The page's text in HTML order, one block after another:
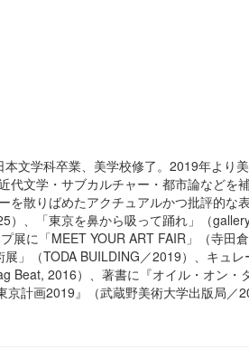
文学科卒業、美学校修了。 2019年より
文学・サブカルチャー・都市論などを
散りばめたアクチュアルかつ批評的な
）、「東京を鼻から吸って踊れ」（
展に「MEET YOUR ART FAIR 」（寺田
展」（TODA BUILDING ／2019）、キュ
Beat, 2016）、著書に『オイル・オン・
京計画2019 』（武蔵野美術大学出版局／